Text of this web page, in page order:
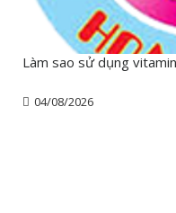
Làm sao sử dụng
04/08/2026